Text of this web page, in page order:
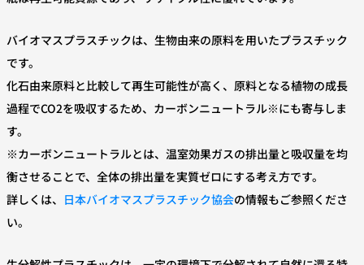
バイオマスプラスチックは、生物由来の原料を用いたプラスチック
です。
化石由来原料と比較して再生可能性が高く、原料となる植物の成長
過程でCO2を吸収するため、カーボンニュートラル※にも寄与しま
す。
※カーボンニュートラルとは、温室効果ガスの排出量と吸収量を均
衡させることで、全体の排出量を実質ゼロにする考え方です。
詳しくは、 日本バイオマスプラスチック協会の情報もご参照くださ
い。